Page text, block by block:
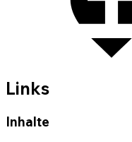
Links
Inhalte